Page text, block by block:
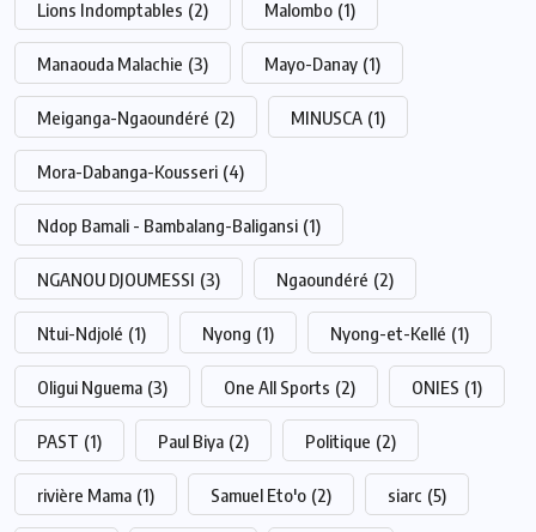
Lions Indomptables (2) Malombo (1)
Manaouda Malachie (3) Mayo-Danay (1)
Meiganga-Ngaoundéré (2) MINUSCA (1)
Mora-Dabanga-Kousseri (4)
Ndop Bamali - Bambalang-Baligansi (1)
NGANOU DJOUMESSI (3) Ngaoundéré (2)
Ntui-Ndjolé (1) Nyong (1) Nyong-et-Kellé (1)
Oligui Nguema (3) One All Sports (2) ONIES (1)
PAST (1) Paul Biya (2) Politique (2)
rivière Mama (1) Samuel Eto'o (2) siarc (5)